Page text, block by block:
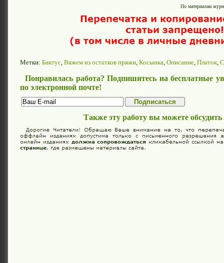
По материалам
Метки: Бактус, Вяжем из остатков пряжи, Косынка, Описание, Платок,
Понравилась работа? Подпишитесь на бесплатные
по электронной почте!
Также эту работу вы можете